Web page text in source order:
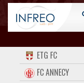
ACCUEIL
FORUM
ETG FC
FC ANNECY